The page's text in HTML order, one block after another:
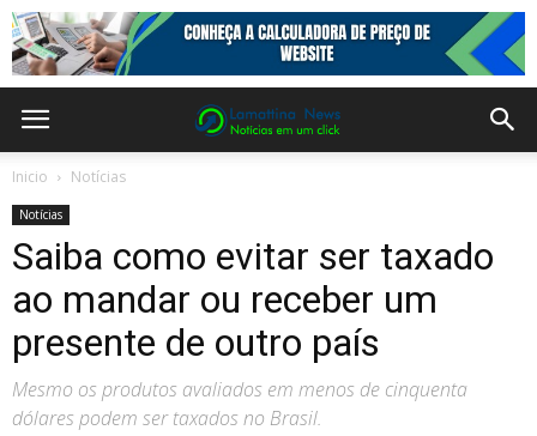
Inicio Notícias
Notícias
Saiba como evitar ser taxado
ao mandar ou receber um
presente de outro país
Mesmo os produtos avaliados em menos de cinquenta
dólares podem ser taxados no Brasil.